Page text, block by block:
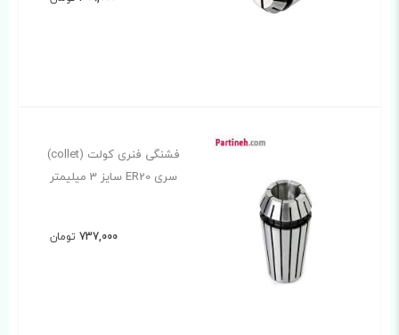
فشنگی فنری کولت (collet)
سری ER20 سایز 3 میلیمتر
737,000 تومان